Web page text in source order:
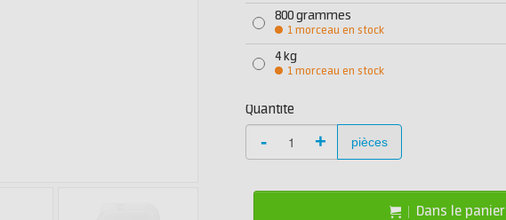
800 grammes
1 morceau en stock
4 kg
1 morceau en stock
Quantité
- + pièces
Dans le panier